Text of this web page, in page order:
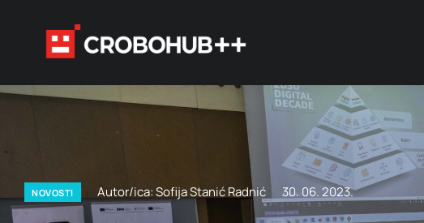
NOVOSTI Autor/ica: Sofija Stanić Radnić 30. 06. 2023.